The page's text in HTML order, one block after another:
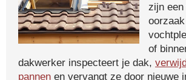
zijn
of
dakwerker inspecteert je dak,
pannen en vervangt ze door nieuwe